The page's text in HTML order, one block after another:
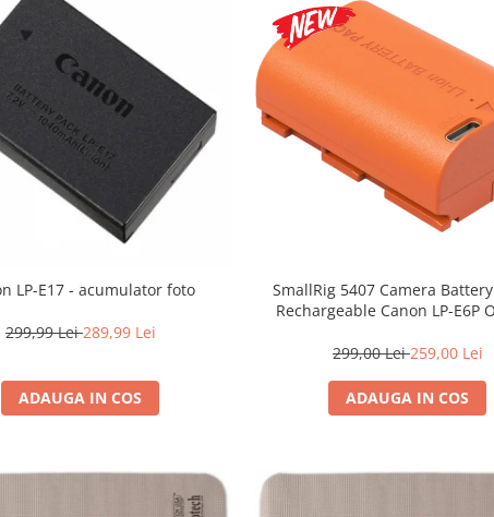
LP-E17 - acumulator foto
299,99 Lei289,99 Lei
ADAUGA IN COS
SmallRig 5407 Camera Battery
Rechargeable Canon LP-E6P
299,00 Lei259,00 Lei
ADAUGA IN COS